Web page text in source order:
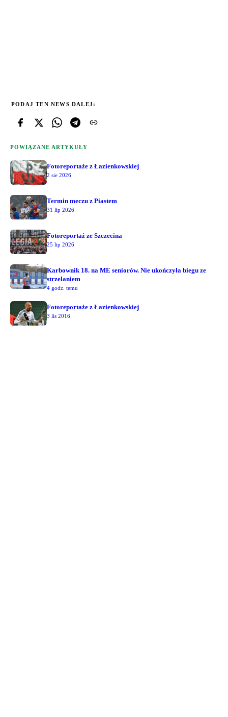
PODAJ TEN NEWS DALEJ:
POWIĄZANE ARTYKUŁY
Fotoreportaże z Łazienkowskiej
2 sie 2026
Termin meczu z Piastem
31 lip 2026
Fotoreportaż ze Szczecina
25 lip 2026
Karbownik 18. na ME seniorów. Nie ukończyła biegu ze
strzelaniem
4 godz. temu
Fotoreportaże z Łazienkowskiej
3 lis 2016